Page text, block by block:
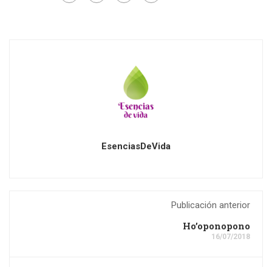
EsenciasDeVida
Publicación anterior
Ho’oponopono
16/07/2018